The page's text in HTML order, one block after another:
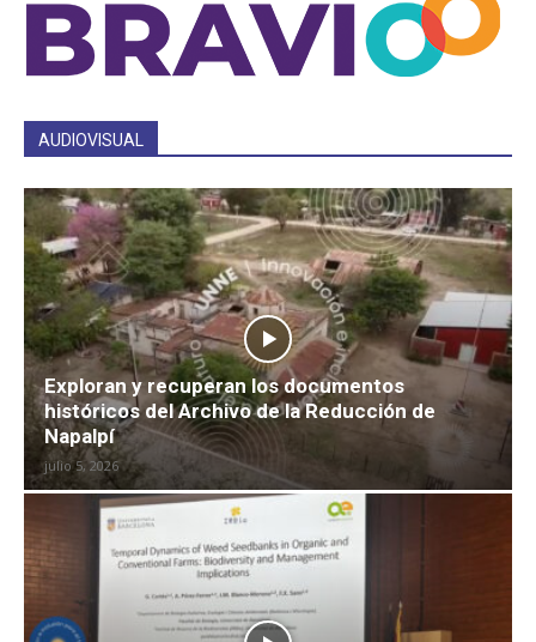
AUDIOVISUAL
Exploran y recuperan los documentos
históricos del Archivo de la Reducción de
Napalpí
julio 5, 2026